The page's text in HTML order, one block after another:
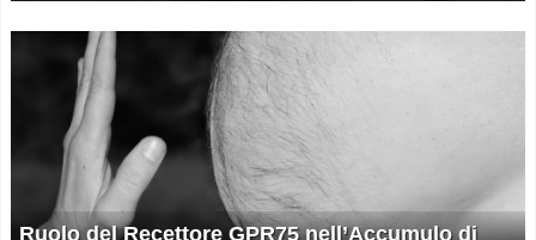
Ruolo del Recettore GPR75 nell’Accumulo di